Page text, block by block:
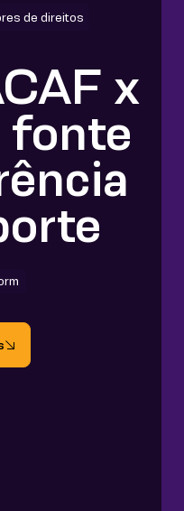
de direitos
x
fonte